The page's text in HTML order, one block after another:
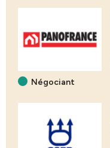
Négociant